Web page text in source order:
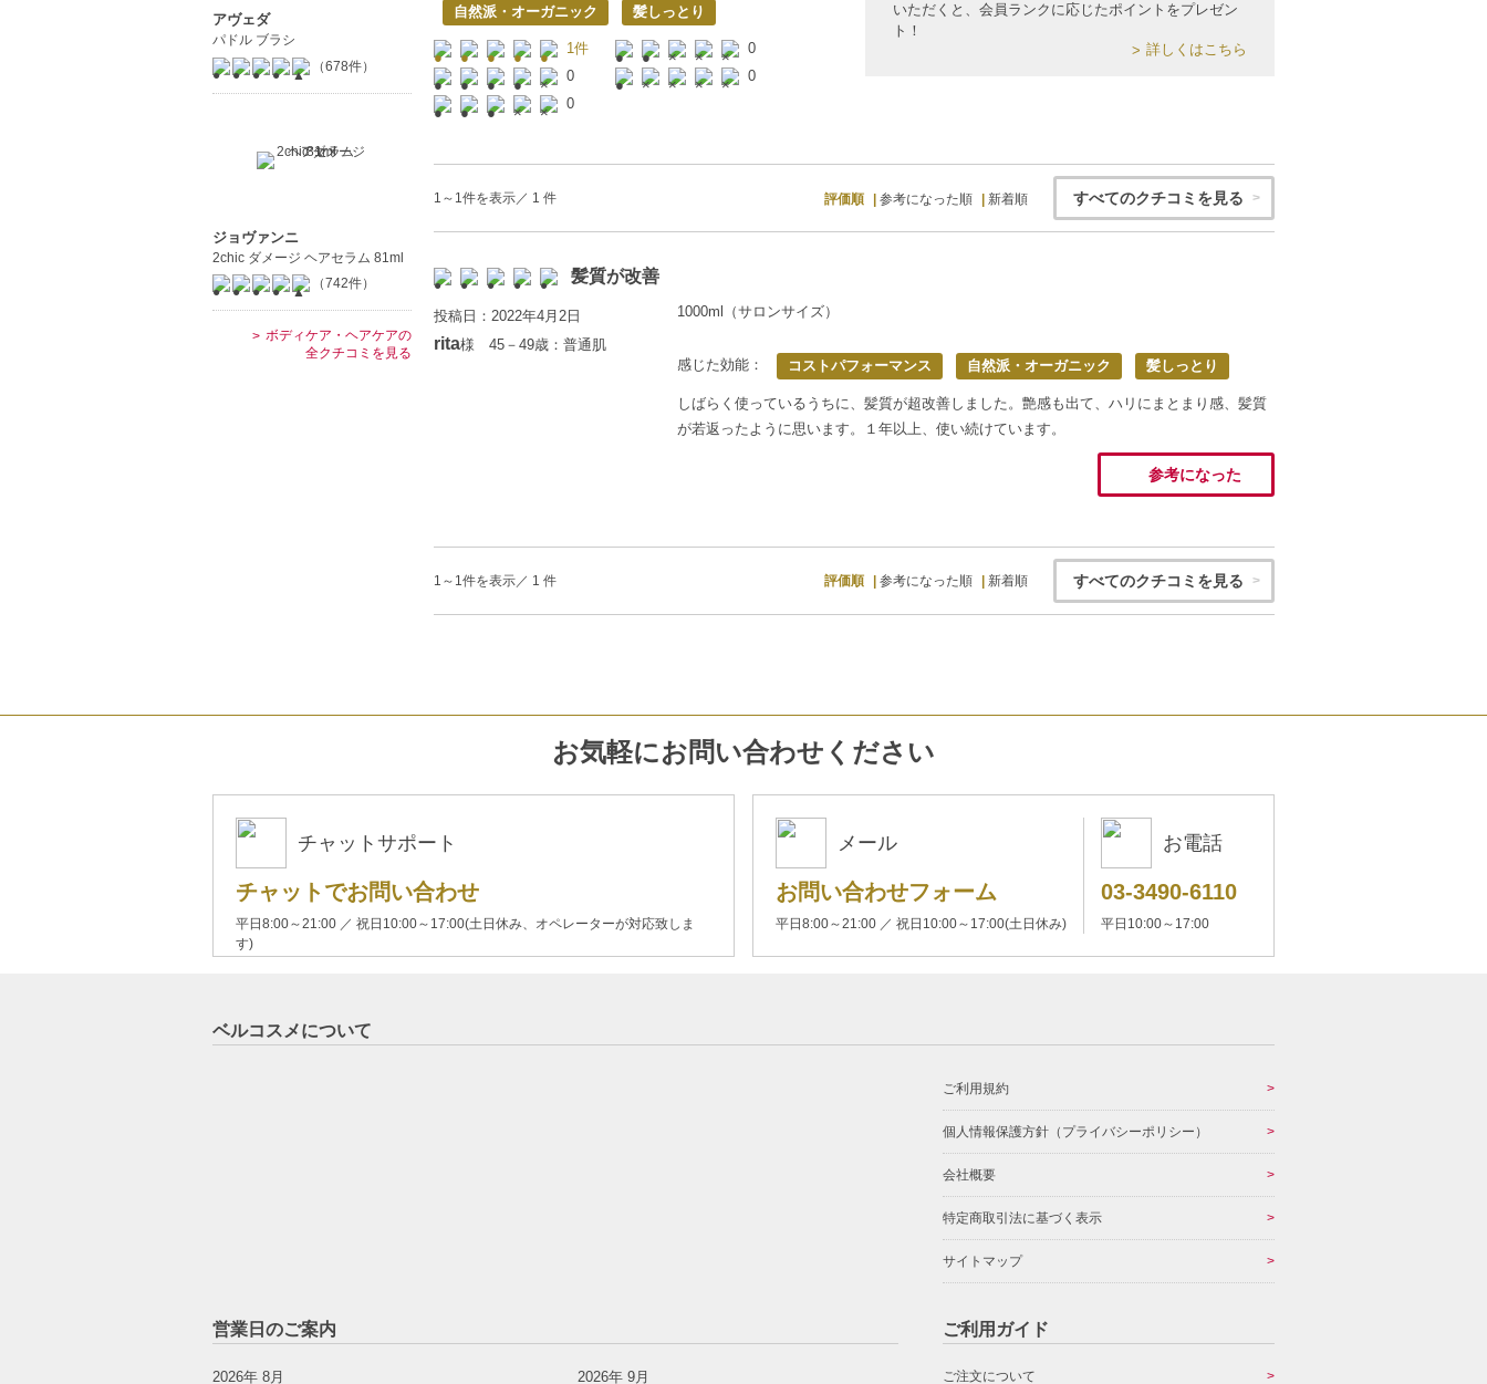
自然派・オーガニック
髪しっとり
1件
0
0
0
0
いただくと、会員ランクに応じたポイントをプレゼン
ト！
詳しくはこちら
1～1件を表示／ 1 件 評価順 参考になった順 新着順 すべてのクチコミを見る
髪質が改善
投稿日：2022年4月2日
rita様 45－49歳：普通肌
1000ml（サロンサイズ）
感じた効能： コストパフォーマンス 自然派・オーガニック 髪しっとり
しばらく使っているうちに、髪質が超改善しました。艶感も出て、ハリにまとまり感、髪質
が若返ったように思います。１年以上、使い続けています。
参考になった
1～1件を表示／ 1 件 評価順 参考になった順 新着順 すべてのクチコミを見る
アヴェダ
パドル ブラシ
（678件）
ジョヴァンニ
2chic ダメージ ヘアセラム 81ml
（742件）
ボディケア・ヘアケアの
全クチコミを見る
お気軽にお問い合わせください
チャットサポート
チャットでお問い合わせ
平日8:00～21:00 ／ 祝日10:00～17:00(土日休み、オペレーターが対応致しま
す)
メール
お問い合わせフォーム
平日8:00～21:00 ／ 祝日10:00～17:00(土日休み)
お電話
03-3490-6110
平日10:00～17:00
ベルコスメについて
ご利用規約
個人情報保護方針（プライバシーポリシー）
会社概要
特定商取引法に基づく表示
サイトマップ
営業日のご案内
2026年 8月 2026年 9月
ご利用ガイド
ご注文について